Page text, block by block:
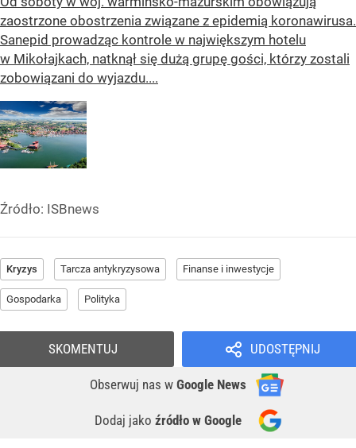
zaostrzone obostrzenia związane z epidemią koronawirusa.
Sanepid prowadząc kontrole w największym hotelu
w Mikołajkach, natknął się dużą grupę gości, którzy zostali
zobowiązani do wyjazdu....
Źródło: ISBnews
Kryzys Tarcza antykryzysowa Finanse i inwestycje
Gospodarka Polityka
UDOSTĘPNIJ
Obserwuj nas w Google News
Dodaj jako źródło w Google
SKOMENTUJ